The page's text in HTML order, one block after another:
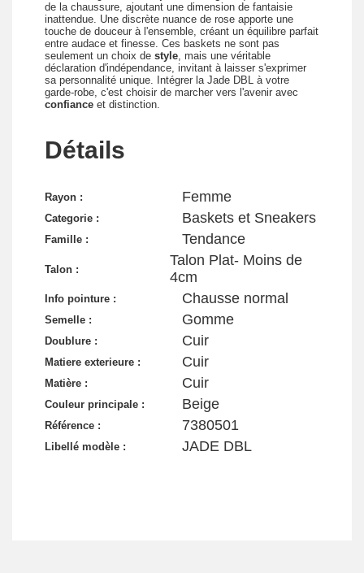
de la chaussure, ajoutant une dimension de fantaisie
inattendue. Une discrète nuance de rose apporte une
touche de douceur à l'ensemble, créant un équilibre parfait
entre audace et finesse. Ces baskets ne sont pas
seulement un choix de style, mais une véritable
déclaration d'indépendance, invitant à laisser s'exprimer
sa personnalité unique. Intégrer la Jade DBL à votre
garde-robe, c'est choisir de marcher vers l'avenir avec
confiance et distinction.
Détails
Rayon : Femme
Categorie : Baskets et Sneakers
Famille : Tendance
Talon :
Talon Plat- Moins de
4cm
Info pointure : Chausse normal
Semelle : Gomme
Doublure : Cuir
Matiere exterieure : Cuir
Matière : Cuir
Couleur principale : Beige
Référence : 7380501
Libellé modèle : JADE DBL